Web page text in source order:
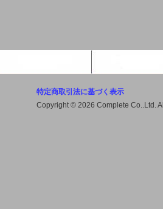
様に
しく
特定商取引法に基づく表示
Copyright © 2026 Complete Co..Ltd.